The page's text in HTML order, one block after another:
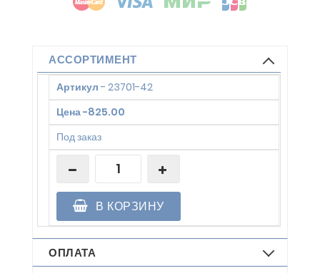
АССОРТИМЕНТ
Артикул - 23701-42
Цена-825.00
Под заказ
В КОРЗИНУ
ОПЛАТА